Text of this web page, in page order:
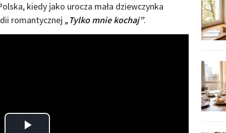
kiedy jako urocza mała dziewczynka
romantycznej „Tylko mnie kochaj”.